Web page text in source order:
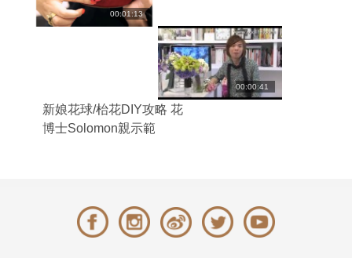
00:01:13
00:00:41
新娘花球/枱花DIY攻略 花
博士Solomon親示範